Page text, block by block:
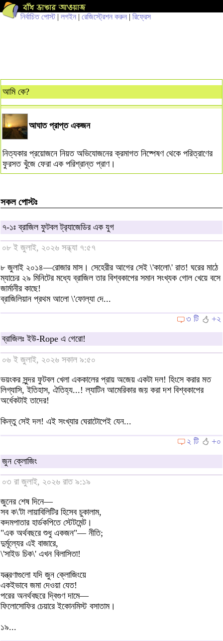
নির্বাচিত পোস্ট| লগইন | রেজিস্ট্রেশন করুন | রিফ্রেস
আমি কে?
আঘাত প্রাপ্ত একজন
নিত্যকার প্রয়োজনে নিয়ত অভিযোজনের ক্রমাগত নিষ্পেষণ থেকে পরিত্রাণের
ফুরসত খুঁজে ফেরা এক পরিশ্রান্ত প্রাণ।
সকল পোস্টঃ
৭-১ঃ ব্রাজিল ফুটবল ট্র‍্যাজেডির এক যুগ
০৮ ই জুলাই, ২০২৬ সন্ধ্যা ৭:৫৭
৮ জুলাই ২০১৪—রোজার মাস। সেহেরীর আগের সেই \'কালো\' রাত! ঘরের মাঠে
ম্যাচের ২৯ মিনিটের মধ্যে ব্রাজিল তার বিশ্বকাপের সমান সংখ্যক গোল খেয়ে বসে
জার্মানীর কাছে!
ব্রাজিলিয়ান প্রথম আলো \'ফোল্যা দে...
৩ টি
+২
ব্রাজিলঃ ইউ-Rope এ গেরো!
০৬ ই জুলাই, ২০২৬ সকাল ৯:৫০
ভয়ংকর সুন্দর ফুটবল খেলা এককালের প্রায় অজেয় একটা দল! হিংসে করার মত
লিগ্যাসি, ইতিহাস, ঐতিহ্য...! ল্যাটিন আমেরিকার জয় করা দশ বিশ্বকাপের
অর্ধেকটাই তাদের!
কিন্তু সেই দল! এই সংখ্যার ঘেরাটোপেই যেন...
২ টি
+০
জুন ক্লোজিং
০৩ রা জুলাই, ২০২৬ রাত ৯:১৯
জুনের শেষ দিনে—
সব ক\'টা লায়াবিলিটির হিসেব চুকালাম,
কদমপাতার হার্ডকপিতে স্টেটমেন্ট।
"এক অর্থবছরে শুধু একজন"— নীতি;
দুর্মূল্যের এই বাজারে,
\'সাইড চিক\' এখন বিলাসিতা!
যন্ত্রণাগুলো যদি জুন ক্লোজিংয়ে
একইভাবে জমা দেওয়া যেত!
পরের অনর্থবছরে দ্বিগুণ দামে—
ফিলোসোফির চেয়ারে ইকোনমিস্ট বসাতাম।
১৯...